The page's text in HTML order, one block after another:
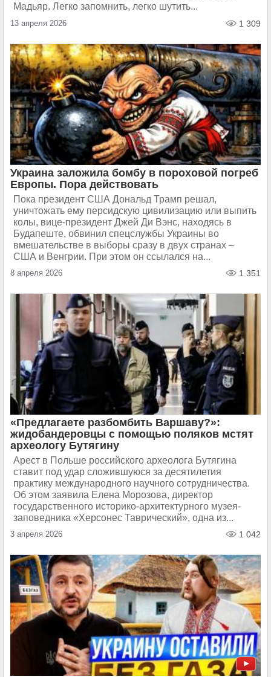
Мадьяр. Легко запомнить, легко шутить...
13 апреля 2026 1 309
Украина заложила бомбу в пороховой погреб
Европы. Пора действовать
Пока президент США Дональд Трамп решал,
уничтожать ему персидскую цивилизацию или выпить
колы, вице-президент Джей Ди Вэнс, находясь в
Будапеште, обвинил спецслужбы Украины во
вмешательстве в выборы сразу в двух странах –
США и Венгрии. При этом он ссылался на...
8 апреля 2026 1 351
«Предлагаете разбомбить Варшаву?»:
жидобандеровцы с помощью поляков мстят
археологу Бутягину
Арест в Польше российского археолога Бутягина
ставит под удар сложившуюся за десятилетия
практику международного научного сотрудничества.
Об этом заявила Елена Морозова, директор
государственного историко-архитектурного музея-
заповедника «Херсонес Таврический», одна из...
3 апреля 2026 1 042